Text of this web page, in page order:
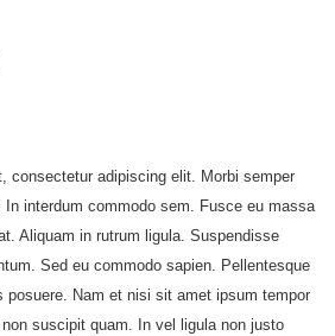
consectetur adipiscing elit. Morbi semper
In interdum commodo sem. Fusce eu massa
Aliquam in rutrum ligula. Suspendisse
Sed eu commodo sapien. Pellentesque
posuere. Nam et nisi sit amet ipsum tempor
suscipit quam. In vel ligula non justo